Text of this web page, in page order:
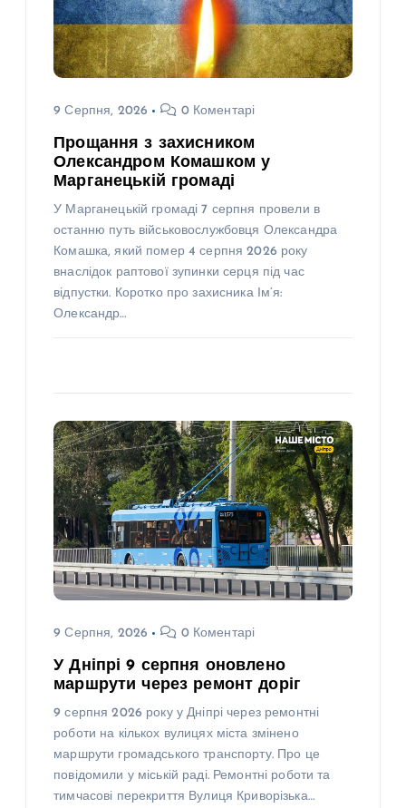
9 Серпня, 2026 0 Коментарі
Прощання з захисником
Олександром Комашком у
Марганецькій громаді
У Марганецькій громаді 7 серпня провели в
останню путь військовослужбовця Олександра
Комашка, який помер 4 серпня 2026 року
внаслідок раптової зупинки серця під час
відпустки. Коротко про захисника Ім’я:
Олександр…
9 Серпня, 2026 0 Коментарі
У Дніпрі 9 серпня оновлено
маршрути через ремонт доріг
9 серпня 2026 року у Дніпрі через ремонтні
роботи на кількох вулицях міста змінено
маршрути громадського транспорту. Про це
повідомили у міській раді. Ремонтні роботи та
тимчасові перекриття Вулиця Криворізька…